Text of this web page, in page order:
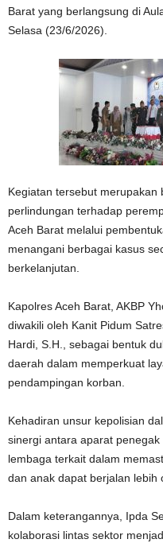
Barat yang berlangsung di
Selasa (23/6/2026).
Kegiatan tersebut merupakan
perlindungan terhadap
Aceh Barat melalui
menangani berbagai kasus
berkelanjutan.
Kapolres Aceh Barat, AKBP
diwakili oleh Kanit Pidum
Hardi, S.H., sebagai bentuk
daerah dalam memperkuat
pendampingan korban.
Kehadiran unsur kepolisian
sinergi antara aparat
lembaga terkait dalam
dan anak dapat berjalan lebih
Dalam keterangannya, Ipda
kolaborasi lintas sektor